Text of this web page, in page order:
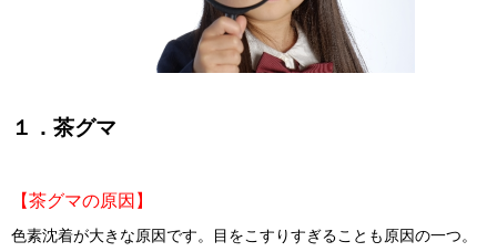
１．茶グマ
【茶グマの原因】
色素沈着が大きな原因です。目をこすりすぎることも原因の一つ。